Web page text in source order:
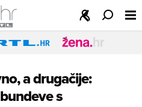
a drugačije:
s